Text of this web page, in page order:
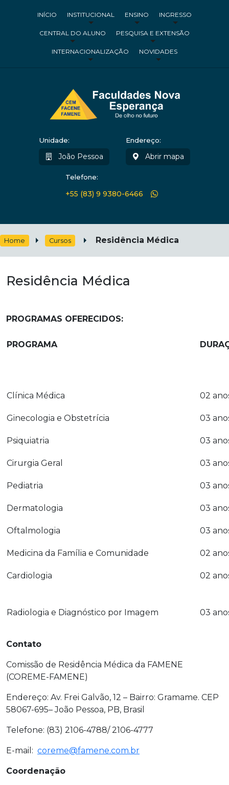
INÍCIO INSTITUCIONAL ENSINO INGRESSO
CENTRAL DO ALUNO PESQUISA E EXTENSÃO
INTERNACIONALIZAÇÃO NOVIDADES
Unidade:
João Pessoa
Endereço:
Abrir mapa
Telefone:
+55 (83) 9 9380-6466
Home Cursos Residência Médica
Residência Médica
PROGRAMAS OFERECIDOS:
PROGRAMA
Clínica Médica 02
Ginecologia e Obstetrícia 03
Psiquiatria 03
Cirurgia Geral 03
Pediatria 03
Dermatologia 03
Oftalmologia 03
Medicina da Família e Comunidade 02
Cardiologia 02
Radiologia e Diagnóstico por Imagem 03
Contato
Comissão de Residência Médica da FAMENE
(COREME-FAMENE)
Endereço: Av. Frei Galvão, 12 – Bairro: Gramame. CEP
58067-695– João Pessoa, PB, Brasil
Telefone: (83) 2106-4788/ 2106-4777
E-mail: coreme@famene.com.br
Coordenação